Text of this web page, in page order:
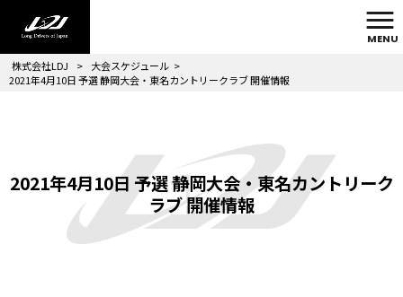
MENU
株式会社LDJ
> 大会スケジュール >
2021年4月10日 予選 静岡大会・東名カントリークラブ 開催情報
2021年4月10日 予選 静岡大会・東名カントリーク
ラブ 開催情報